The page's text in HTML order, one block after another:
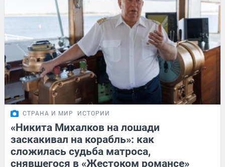
СТРАНА И МИР ИСТОРИИ
«Никита Михалков на лошади
заскакивал на корабль»: как
сложилась судьба матроса,
снявшегося в «Жестоком романсе»